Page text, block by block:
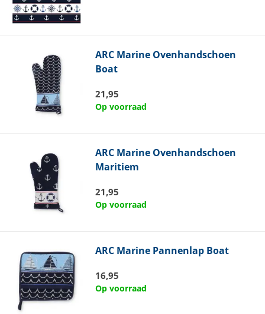
ARC Marine Ovenhandschoen
Boat
21,95
Op voorraad
ARC Marine Ovenhandschoen
Maritiem
21,95
Op voorraad
ARC Marine Pannenlap Boat
16,95
Op voorraad